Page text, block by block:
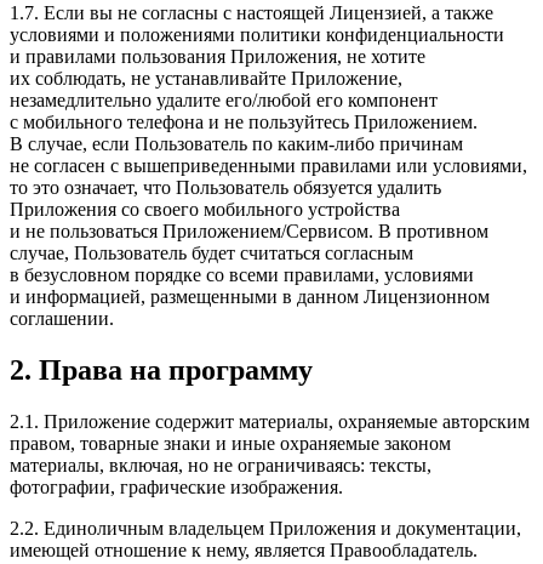
1.7. Если вы не согласны с настоящей Лицензией, а также
условиями и положениями политики конфиденциальности
и правилами пользования Приложения, не хотите
их соблюдать, не устанавливайте Приложение,
незамедлительно удалите его/любой его компонент
с мобильного телефона и не пользуйтесь Приложением.
В случае, если Пользователь по каким-либо причинам
не согласен с вышеприведенными правилами или условиями,
то это означает, что Пользователь обязуется удалить
Приложения со своего мобильного устройства
и не пользоваться Приложением/Сервисом. В противном
случае, Пользователь будет считаться согласным
в безусловном порядке со всеми правилами, условиями
и информацией, размещенными в данном Лицензионном
соглашении.
2. Права на программу
2.1. Приложение содержит материалы, охраняемые авторским
правом, товарные знаки и иные охраняемые законом
материалы, включая, но не ограничиваясь: тексты,
фотографии, графические изображения.
2.2. Единоличным владельцем Приложения и документации,
имеющей отношение к нему, является Правообладатель.